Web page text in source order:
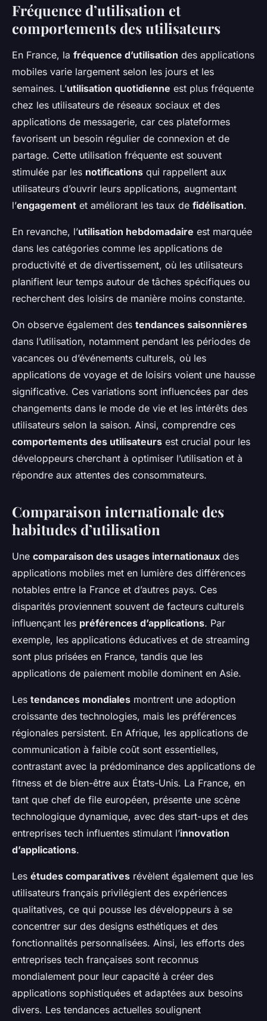
Fréquence d’utilisation et
comportements des utilisateurs
En France, la fréquence d’utilisation des applications
mobiles varie largement selon les jours et les
semaines. L’utilisation quotidienne est plus fréquente
chez les utilisateurs de réseaux sociaux et des
applications de messagerie, car ces plateformes
favorisent un besoin régulier de connexion et de
partage. Cette utilisation fréquente est souvent
stimulée par les notifications qui rappellent aux
utilisateurs d’ouvrir leurs applications, augmentant
l’engagement et améliorant les taux de fidélisation.
En revanche, l’utilisation hebdomadaire est marquée
dans les catégories comme les applications de
productivité et de divertissement, où les utilisateurs
planifient leur temps autour de tâches spécifiques ou
recherchent des loisirs de manière moins constante.
On observe également des tendances saisonnières
dans l’utilisation, notamment pendant les périodes de
vacances ou d’événements culturels, où les
applications de voyage et de loisirs voient une hausse
significative. Ces variations sont influencées par des
changements dans le mode de vie et les intérêts des
utilisateurs selon la saison. Ainsi, comprendre ces
comportements des utilisateurs est crucial pour les
développeurs cherchant à optimiser l’utilisation et à
répondre aux attentes des consommateurs.
Comparaison internationale des
habitudes d’utilisation
Une comparaison des usages internationaux des
applications mobiles met en lumière des différences
notables entre la France et d’autres pays. Ces
disparités proviennent souvent de facteurs culturels
influençant les préférences d’applications. Par
exemple, les applications éducatives et de streaming
sont plus prisées en France, tandis que les
applications de paiement mobile dominent en Asie.
Les tendances mondiales montrent une adoption
croissante des technologies, mais les préférences
régionales persistent. En Afrique, les applications de
communication à faible coût sont essentielles,
contrastant avec la prédominance des applications de
fitness et de bien-être aux États-Unis. La France, en
tant que chef de file européen, présente une scène
technologique dynamique, avec des start-ups et des
entreprises tech influentes stimulant l’innovation
d’applications.
Les études comparatives révèlent également que les
utilisateurs français privilégient des expériences
qualitatives, ce qui pousse les développeurs à se
concentrer sur des designs esthétiques et des
fonctionnalités personnalisées. Ainsi, les efforts des
entreprises tech françaises sont reconnus
mondialement pour leur capacité à créer des
applications sophistiquées et adaptées aux besoins
divers. Les tendances actuelles soulignent